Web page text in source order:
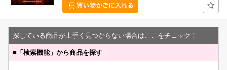
探している商品が上手く見つからない場合はここをチェック！
■ 「検索機能」から商品を探す